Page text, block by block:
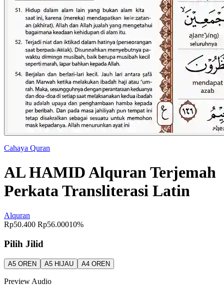
Cahaya Quran
AL HAMID Alquran Terjemah
Perkata Transliterasi Latin
Alquran
Rp50.400 Rp56.00010%
Pilih Jilid
A5 OREN A5 HIJAU A4 OREN
Preview Audio